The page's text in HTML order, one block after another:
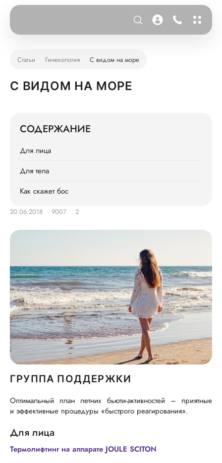
Статьи Гинекология С видом на море
С ВИДОМ НА МОРЕ
20.06.2018 9007 2
ГРУППА ПОДДЕРЖКИ
Оптимальный план летних бьюти-активностей – приятные
и эффективные процедуры «быстрого реагирования».
Для лица
Термолифтинг на аппарате JOULE SCITON
СОДЕРЖАНИЕ
Для лица
Для тела
Как скажет бос